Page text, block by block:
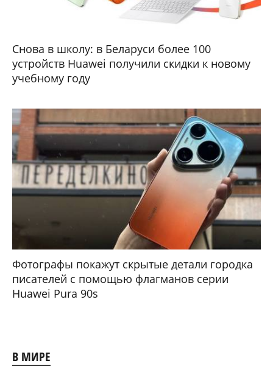
Снова в школу: в Беларуси более 100
устройств Huawei получили скидки к новому
учебному году
Фотографы покажут скрытые детали городка
писателей с помощью флагманов серии
Huawei Pura 90s
В МИРЕ